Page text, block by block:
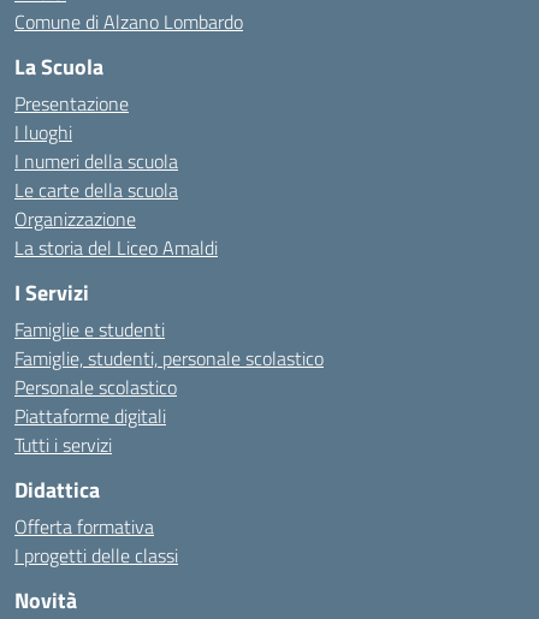
Comune di Alzano Lombardo
La Scuola
Presentazione
I luoghi
I numeri della scuola
Le carte della scuola
Organizzazione
La storia del Liceo Amaldi
I Servizi
Famiglie e studenti
Famiglie, studenti, personale scolastico
Personale scolastico
Piattaforme digitali
Tutti i servizi
Didattica
Offerta formativa
I progetti delle classi
Novità